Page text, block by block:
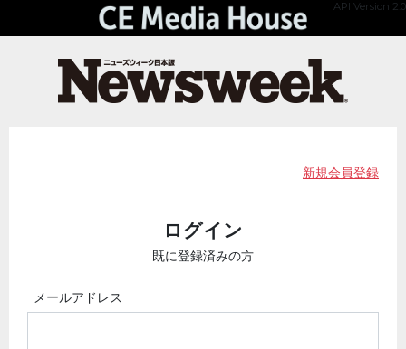
API Version 2.0
新規会員登録
ログイン
既に登録済みの方
メールアドレス